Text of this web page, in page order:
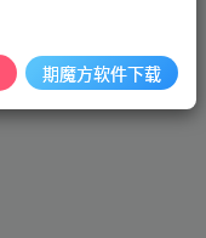
期魔方软件下载